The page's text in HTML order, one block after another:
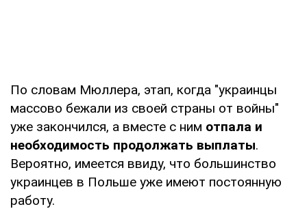
По словам Мюллера, этап, когда "украинцы
массово бежали из своей страны от войны"
уже закончился, а вместе с ним отпала и
необходимость продолжать выплаты.
Вероятно, имеется ввиду, что большинство
украинцев в Польше уже имеют постоянную
работу.